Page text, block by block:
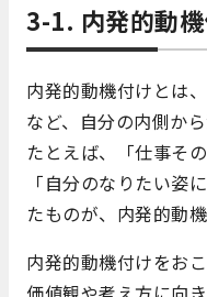
3-1. 内発的動
内発的動機付けとは
など、自分の内側か
たとえば、「仕事そ
「自分のなりたい姿
たものが、内発的動
内発的動機付けをお